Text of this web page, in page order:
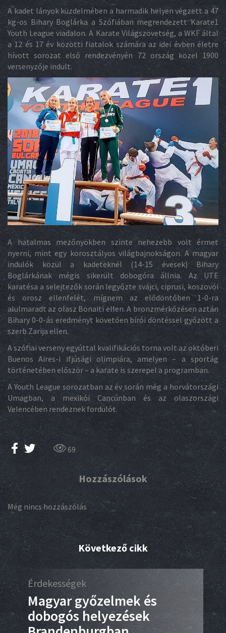
A kadet lányok küzdelmében a harmadik helyen végzett a 47
kg-os Bihary Boglárka a Szófiában megrendezett Karate1
Youth League viadalon. A Karate Világszövetség, a WKF által
a 12 és 17 év közötti fiatalok számára az idei évben életre
hívott sorozat első rendezvényén 72 ország közel 1900
versenyzője indult.
A hatalmas mezőnyökben szinte nehezebb volt érmet
nyerni, mint egy korosztályos világbajnokságon. A magyar
indulók közül a kadeteknél (14-15 évesek) Bihary
Boglárkának mégis sikerült dobogóra állnia. Az UTE
karatésa a selejtezők során legyőzte svájci, ciprusi, koszovói
és orosz ellenfelét, mígnem az elődöntőben 1-0-ra
alulmaradt az olasz Bonaiti ellen. A bronzmérkőzésen aztán
Bihary 0-0-ás eredményt követően bírói döntéssel győzött a
szerb Zarija ellen.
A szófiai verseny egyúttal kvalifikációs torna volt az októberi
Buenos Aires-i ifjúsági olimpiára, amelyen – a sportág
történetében először – a karate is szerepel a programban.
A Youth League sorozatban az év során még a horvátországi
Umagban, a mexikói Cancúnban és az olaszországi
Velencében rendeznek fordulót.
69
Hozzászólások
Még nincs hozzászólás
Következő cikk
Érdekességek
Magyar győzelmek és
dobogós helyezések
Box
a